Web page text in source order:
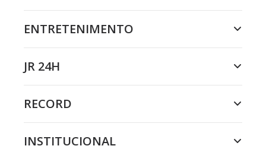
ENTRETENIMENTO
JR 24H
RECORD
INSTITUCIONAL